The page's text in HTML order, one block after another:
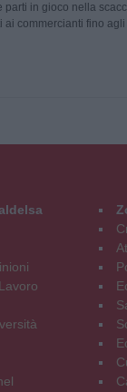
parti in gioco nella
ai commercianti fino